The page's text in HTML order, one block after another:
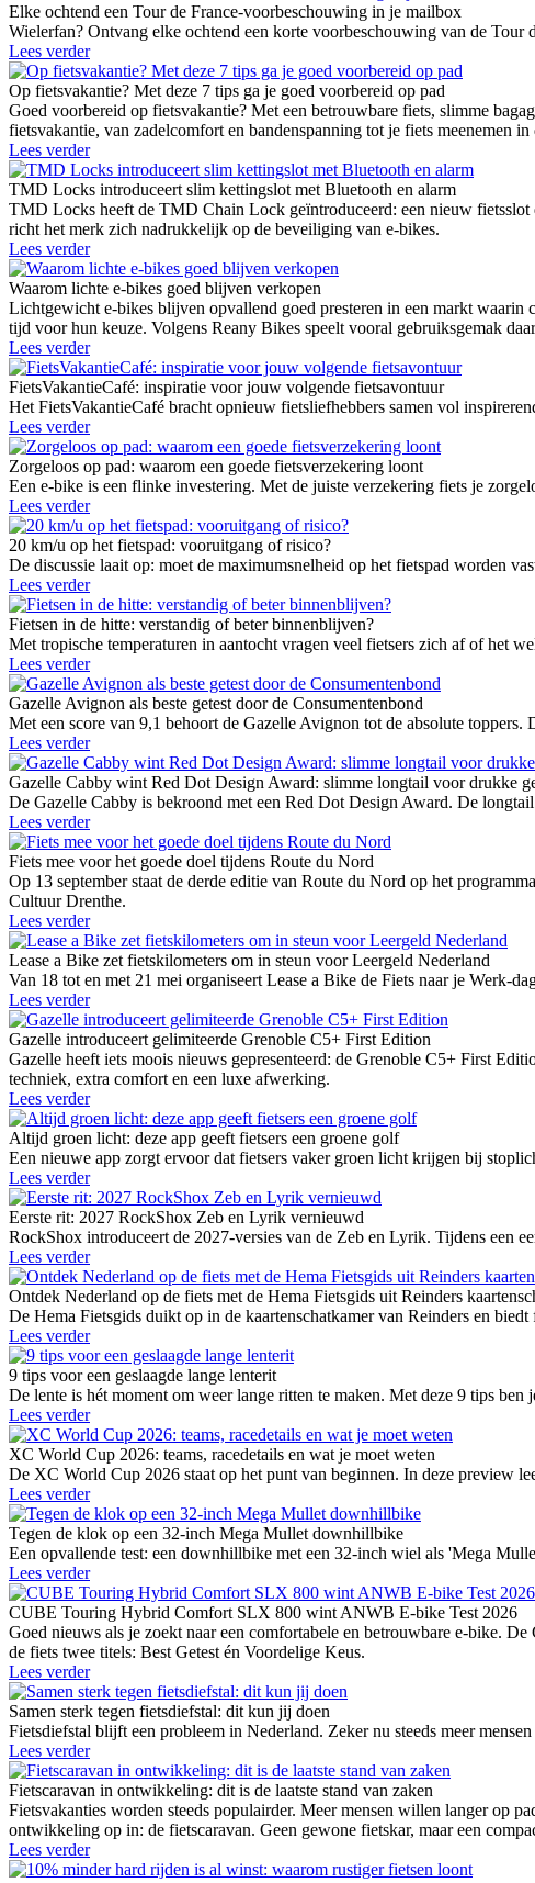
Elke ochtend een Tour de France-voorbeschouwing in je mailbox
Wielerfan? Ontvang elke ochtend een korte voorbeschouwing van de
Lees verder
Op fietsvakantie? Met deze 7 tips ga je goed voorbereid op pad
Goed voorbereid op fietsvakantie? Met een betrouwbare fiets, slimme
fietsvakantie, van zadelcomfort en bandenspanning tot je fiets meenemen
Lees verder
TMD Locks introduceert slim kettingslot met Bluetooth en alarm
TMD Locks heeft de TMD Chain Lock geïntroduceerd: een nieuw
richt het merk zich nadrukkelijk op de beveiliging van e-bikes.
Lees verder
Waarom lichte e-bikes goed blijven verkopen
Lichtgewicht e-bikes blijven opvallend goed presteren in een markt
tijd voor hun keuze. Volgens Reany Bikes speelt vooral gebruiksgemak
Lees verder
FietsVakantieCafé: inspiratie voor jouw volgende fietsavontuur
Het FietsVakantieCafé bracht opnieuw fietsliefhebbers samen vol
Lees verder
Zorgeloos op pad: waarom een goede fietsverzekering loont
Een e-bike is een flinke investering. Met de juiste verzekering fiets je
Lees verder
20 km/u op het fietspad: vooruitgang of risico?
De discussie laait op: moet de maximumsnelheid op het fietspad worden
Lees verder
Fietsen in de hitte: verstandig of beter binnenblijven?
Met tropische temperaturen in aantocht vragen veel fietsers zich af of het
Lees verder
Gazelle Avignon als beste getest door de Consumentenbond
Met een score van 9,1 behoort de Gazelle Avignon tot de absolute
Lees verder
Gazelle Cabby wint Red Dot Design Award: slimme longtail voor drukke
De Gazelle Cabby is bekroond met een Red Dot Design Award. De
Lees verder
Fiets mee voor het goede doel tijdens Route du Nord
Op 13 september staat de derde editie van Route du Nord op het
Cultuur Drenthe.
Lees verder
Lease a Bike zet fietskilometers om in steun voor Leergeld Nederland
Van 18 tot en met 21 mei organiseert Lease a Bike de Fiets naar je Werk-
Lees verder
Gazelle introduceert gelimiteerde Grenoble C5+ First Edition
Gazelle heeft iets moois nieuws gepresenteerd: de Grenoble C5+ First
techniek, extra comfort en een luxe afwerking.
Lees verder
Altijd groen licht: deze app geeft fietsers een groene golf
Een nieuwe app zorgt ervoor dat fietsers vaker groen licht krijgen bij
Lees verder
Eerste rit: 2027 RockShox Zeb en Lyrik vernieuwd
RockShox introduceert de 2027-versies van de Zeb en Lyrik. Tijdens een
Lees verder
Ontdek Nederland op de fiets met de Hema Fietsgids uit Reinders
De Hema Fietsgids duikt op in de kaartenschatkamer van Reinders en
Lees verder
9 tips voor een geslaagde lange lenterit
De lente is hét moment om weer lange ritten te maken. Met deze 9 tips
Lees verder
XC World Cup 2026: teams, racedetails en wat je moet weten
De XC World Cup 2026 staat op het punt van beginnen. In deze preview
Lees verder
Tegen de klok op een 32-inch Mega Mullet downhillbike
Een opvallende test: een downhillbike met een 32-inch wiel als 'Mega
Lees verder
CUBE Touring Hybrid Comfort SLX 800 wint ANWB E-bike Test 2026
Goed nieuws als je zoekt naar een comfortabele en betrouwbare e-bike.
de fiets twee titels: Best Getest én Voordelige Keus.
Lees verder
Samen sterk tegen fietsdiefstal: dit kun jij doen
Fietsdiefstal blijft een probleem in Nederland. Zeker nu steeds meer
Lees verder
Fietscaravan in ontwikkeling: dit is de laatste stand van zaken
Fietsvakanties worden steeds populairder. Meer mensen willen langer op
ontwikkeling op in: de fietscaravan. Geen gewone fietskar, maar een
Lees verder